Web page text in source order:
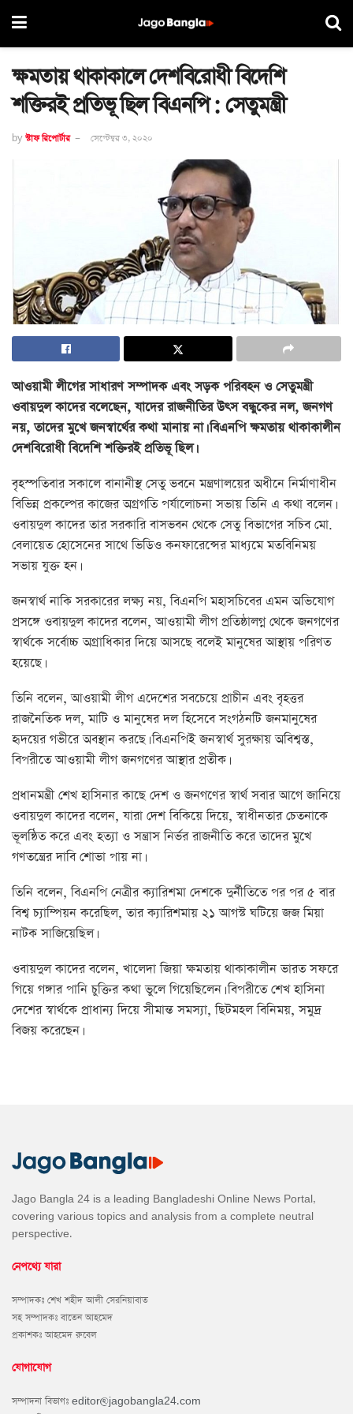
ক্ষমতায় থাকাকালে দেশবিরোধী বিদেশি
শক্তিরই প্রতিভূ ছিল বিএনপি : সেতুমন্ত্রী
by স্টাফ রিপোর্টার সেপ্টেম্বর ৩, ২০২০
আওয়ামী লীগের সাধারণ সম্পাদক এবং সড়ক পরিবহন ও সেতুমন্ত্রী
ওবায়দুল কাদের বলেছেন, যাদের রাজনীতির উৎস বন্ধুকের নল, জনগণ
নয়, তাদের মুখে জনস্বার্থের কথা মানায় না। বিএনপি ক্ষমতায় থাকাকালীন
দেশবিরোধী বিদেশি শক্তিরই প্রতিভূ ছিল।
বৃহস্পতিবার সকালে বানানীস্থ সেতু ভবনে মন্ত্রণালয়ের অধীনে নির্মাণাধীন
বিভিন্ন প্রকল্পের কাজের অগ্রগতি পর্যালোচনা সভায় তিনি এ কথা বলেন।
ওবায়দুল কাদের তার সরকারি বাসভবন থেকে সেতু বিভাগের সচিব মো.
বেলায়েত হোসেনের সাথে ভিডিও কনফারেন্সের মাধ্যমে মতবিনিময়
সভায় যুক্ত হন।
জনস্বার্থ নাকি সরকারের লক্ষ্য নয়, বিএনপি মহাসচিবের এমন অভিযোগ
প্রসঙ্গে ওবায়দুল কাদের বলেন, আওয়ামী লীগ প্রতিষ্ঠালগ্ন থেকে জনগণের
স্বার্থকে সর্বোচ্চ অগ্রাধিকার দিয়ে আসছে বলেই মানুষের আস্থায় পরিণত
হয়েছে।
তিনি বলেন, আওয়ামী লীগ এদেশের সবচেয়ে প্রাচীন এবং বৃহত্তর
রাজনৈতিক দল, মাটি ও মানুষের দল হিসেবে সংগঠনটি জনমানুষের
হৃদয়ের গভীরে অবস্থান করছে। বিএনপিই জনস্বার্থ সুরক্ষায় অবিশ্বস্ত,
বিপরীতে আওয়ামী লীগ জনগণের আস্থার প্রতীক।
প্রধানমন্ত্রী শেখ হাসিনার কাছে দেশ ও জনগণের স্বার্থ সবার আগে জানিয়ে
ওবায়দুল কাদের বলেন, যারা দেশ বিকিয়ে দিয়ে, স্বাধীনতার চেতনাকে
ভূলন্ঠিত করে এবং হত্যা ও সন্ত্রাস নির্ভর রাজনীতি করে তাদের মুখে
গণতন্ত্রের দাবি শোভা পায় না।
তিনি বলেন, বিএনপি নেত্রীর ক্যারিশমা দেশকে দুর্নীতিতে পর পর ৫ বার
বিশ্ব চ্যাম্পিয়ন করেছিল, তার ক্যারিশমায় ২১ আগস্ট ঘটিয়ে জজ মিয়া
নাটক সাজিয়েছিল।
ওবায়দুল কাদের বলেন, খালেদা জিয়া ক্ষমতায় থাকাকালীন ভারত সফরে
গিয়ে গঙ্গার পানি চুক্তির কথা ভুলে গিয়েছিলেন। বিপরীতে শেখ হাসিনা
দেশের স্বার্থকে প্রাধান্য দিয়ে সীমান্ত সমস্যা, ছিটমহল বিনিময়, সমুদ্র
বিজয় করেছেন।
Jago Bangla 24 is a leading Bangladeshi Online News Portal,
covering various topics and analysis from a complete neutral
perspective.
নেপথ্যে যারা
সম্পাদকঃ শেখ শহীদ আলী সেরনিয়াবাত
সহ সম্পাদকঃ বাতেন আহমেদ
প্রকাশকঃ আহমেদ রুবেল
যোগাযোগ
সম্পাদনা বিভাগঃ editor@jagobangla24.com